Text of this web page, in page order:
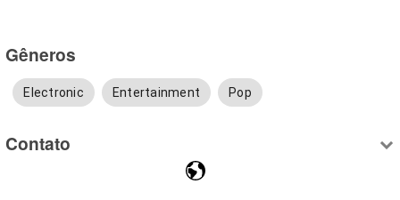
Gêneros
Electronic Entertainment Pop
Contato